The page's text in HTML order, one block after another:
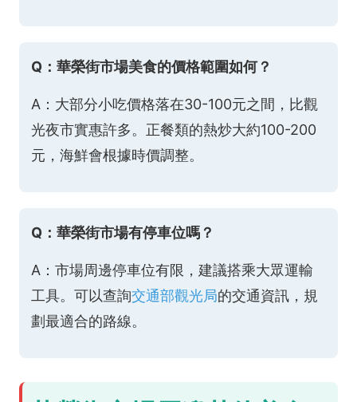
Q：華榮街市場美食的價格範圍如何？
A：大部分小吃價格落在30-100元之間，比觀
光夜市實惠許多。正餐類的熱炒大約100-200
元，海鮮會根據時價調整。
Q：華榮街市場有停車位嗎？
A：市場周邊停車位有限，建議搭乘大眾運輸
工具。可以查詢交通部觀光局的交通資訊，規
劃最適合的路線。